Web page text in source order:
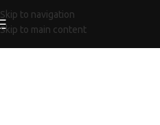
Skip to navigation
Skip to main content